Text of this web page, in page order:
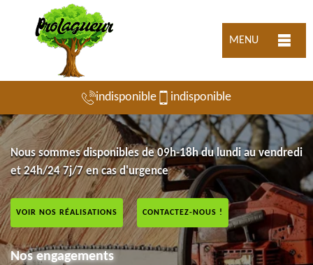
MENU
indisponible indisponible
Nous sommes disponibles de 09h-18h du lundi au vendredi
et 24h/24 7j/7 en cas d'urgence
VOIR NOS RÉALISATIONS CONTACTEZ-NOUS !
Nos engagements